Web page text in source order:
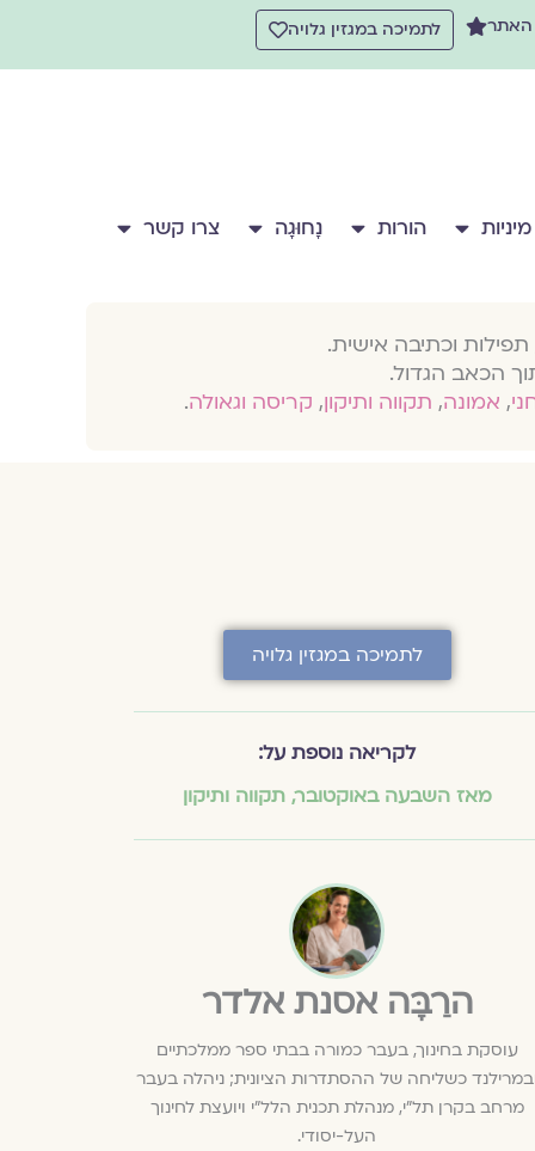
האתר לתמיכה במגזין גלויה
מיניות הורות נָחוּגָה צרו קשר
וכתיבה אישית.
הכאב הגדול.
, אמונה, תקווה ותיקון, קריסה וגאולה.
לתמיכה במגזין גלויה
לקריאה נוספת על:
מאז השבעה באוקטובר,תקווה ותיקון
הרַבָּה אסנת אלדר
עוסקת בחינוך, בעבר כמורה בבתי ספר ממלכתיים
כשליחה של ההסתדרות הציונית; ניהלה בעבר
מרחב בקרן תל"י, מנהלת תכנית הלל"י ויועצת לחינוך
העל-יסודי.